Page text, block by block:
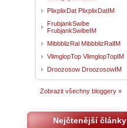
PlixplixDat PlixplixDatIM
FrubjankSwibe
FrubjankSwibeIM
MibbblizRal MibbblizRalIM
VlimglopTop VlimglopTopIM
Droozosow DroozosowIM
Zobrazit všechny bloggery »
Nejčtenější články